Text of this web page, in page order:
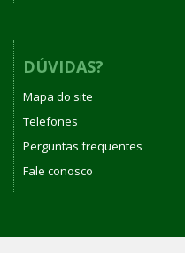
DÚVIDAS?
Mapa do site
Telefones
Perguntas frequentes
Fale conosco